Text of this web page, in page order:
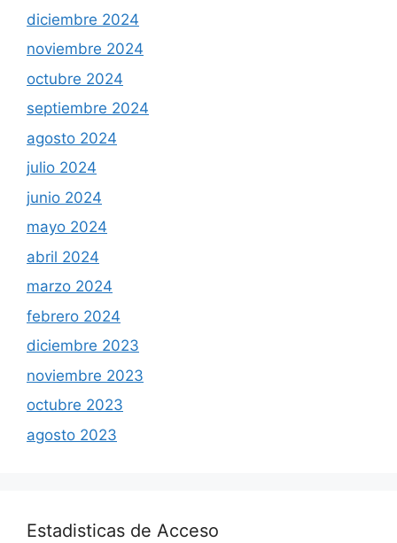
diciembre 2024
noviembre 2024
octubre 2024
septiembre 2024
agosto 2024
julio 2024
junio 2024
mayo 2024
abril 2024
marzo 2024
febrero 2024
diciembre 2023
noviembre 2023
octubre 2023
agosto 2023
Estadisticas de Acceso